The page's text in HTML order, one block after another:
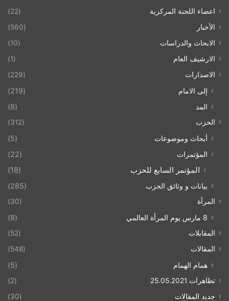
اعضاء اللحنة المركزية
(22)
الأخبار
(560)
الابحاث والدراسات
(10)
الارشيف العام
(1)
الاصدارات
(229)
إلى الامام
(219)
المد
(8)
الحزب (312)
أبحاث وموضوعات
(5)
المؤتمرات
(22)
المؤتمر السابع للحزب (18)
بيانات و وثائق الحزب (285)
المرأة (30)
8 مارس يوم المرأة العالمي (8)
المقابلات
(52)
المقالات
(548)
همام الهمام (5)
تظاهرات 25.05.2021
(2)
جديد المقالات
(30)